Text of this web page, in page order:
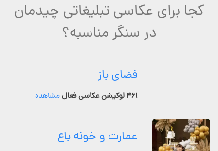
کجا برای عکاسی تبلیغاتی چیدمان
در سنگر مناسبه؟
فضای باز
۴۶۱ لوکیشن عکاسی فعال مشاهده
عمارت و خونه باغ